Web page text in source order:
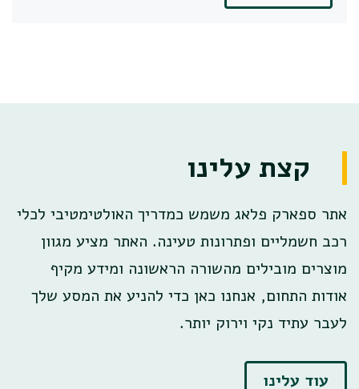
קצת עלינו
אתר ספארק פלאג משמש כמדריך האולטימטיבי לכלי
רכב חשמליים ופתרונות טעינה. האתר מציע מגוון
מוצרים מובילים מהשורה הראשונה ומידע מקיף
אודות התחום, אנחנו כאן כדי להניע את המסע שלך
לעבר עתיד נקי וירוק יותר.
עוד עלינו